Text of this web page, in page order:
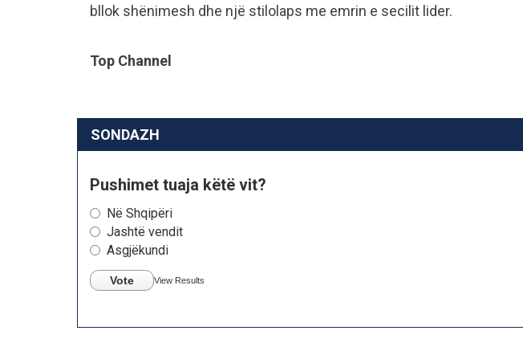
bllok shënimesh dhe një stilolaps me emrin e secilit lider.
Top Channel
SONDAZH
Pushimet tuaja këtë vit?
Në Shqipëri
Jashtë vendit
Asgjëkundi
Vote View Results